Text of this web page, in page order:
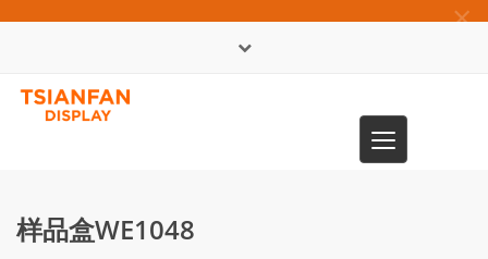
×
Toggle
navigation
样品盒WE1048